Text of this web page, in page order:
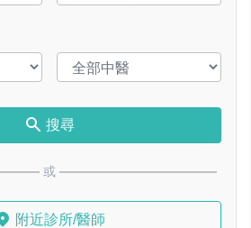
搜尋
或
附近診所/醫師